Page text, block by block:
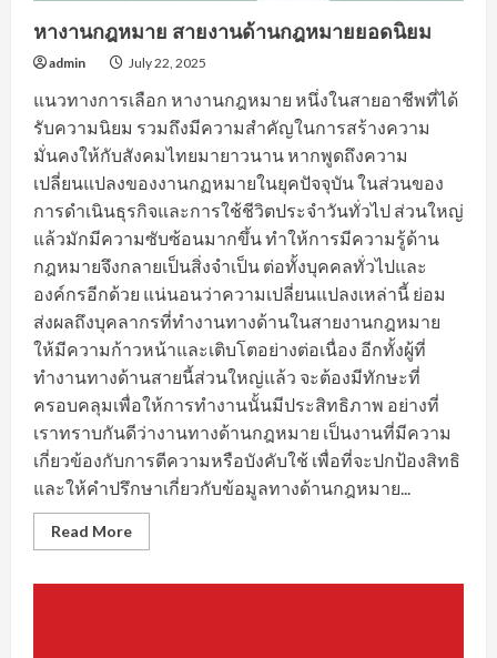
หางานกฎหมาย สายงานด้านกฎหมายยอดนิยม
admin July 22, 2025
แนวทางการเลือก หางานกฎหมาย หนึ่งในสายอาชีพที่ได้
รับความนิยม รวมถึงมีความสำคัญในการสร้างความ
มั่นคงให้กับสังคมไทยมายาวนาน หากพูดถึงความ
เปลี่ยนแปลงของงานกฏหมายในยุคปัจจุบัน ในส่วนของ
การดำเนินธุรกิจและการใช้ชีวิตประจำวันทั่วไป ส่วนใหญ่
แล้วมักมีความซับซ้อนมากขึ้น ทำให้การมีความรู้ด้าน
กฎหมายจึงกลายเป็นสิ่งจำเป็น ต่อทั้งบุคคลทั่วไปและ
องค์กรอีกด้วย แน่นอนว่าความเปลี่ยนแปลงเหล่านี้ ย่อม
ส่งผลถึงบุคลากรที่ทำงานทางด้านในสายงานกฎหมาย
ให้มีความก้าวหน้าและเติบโตอย่างต่อเนื่อง อีกทั้งผู้ที่
ทำงานทางด้านสายนี้ส่วนใหญ่แล้ว จะต้องมีทักษะที่
ครอบคลุมเพื่อให้การทำงานนั้นมีประสิทธิภาพ อย่างที่
เราทราบกันดีว่างานทางด้านกฎหมาย เป็นงานที่มีความ
เกี่ยวข้องกับการตีความหรือบังคับใช้ เพื่อที่จะปกป้องสิทธิ
และให้คำปรึกษาเกี่ยวกับข้อมูลทางด้านกฎหมาย...
Read MoreRead
more